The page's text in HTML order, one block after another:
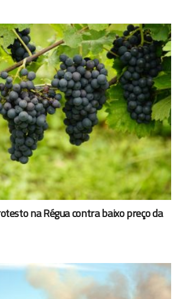
na Régua contra baixo preço da